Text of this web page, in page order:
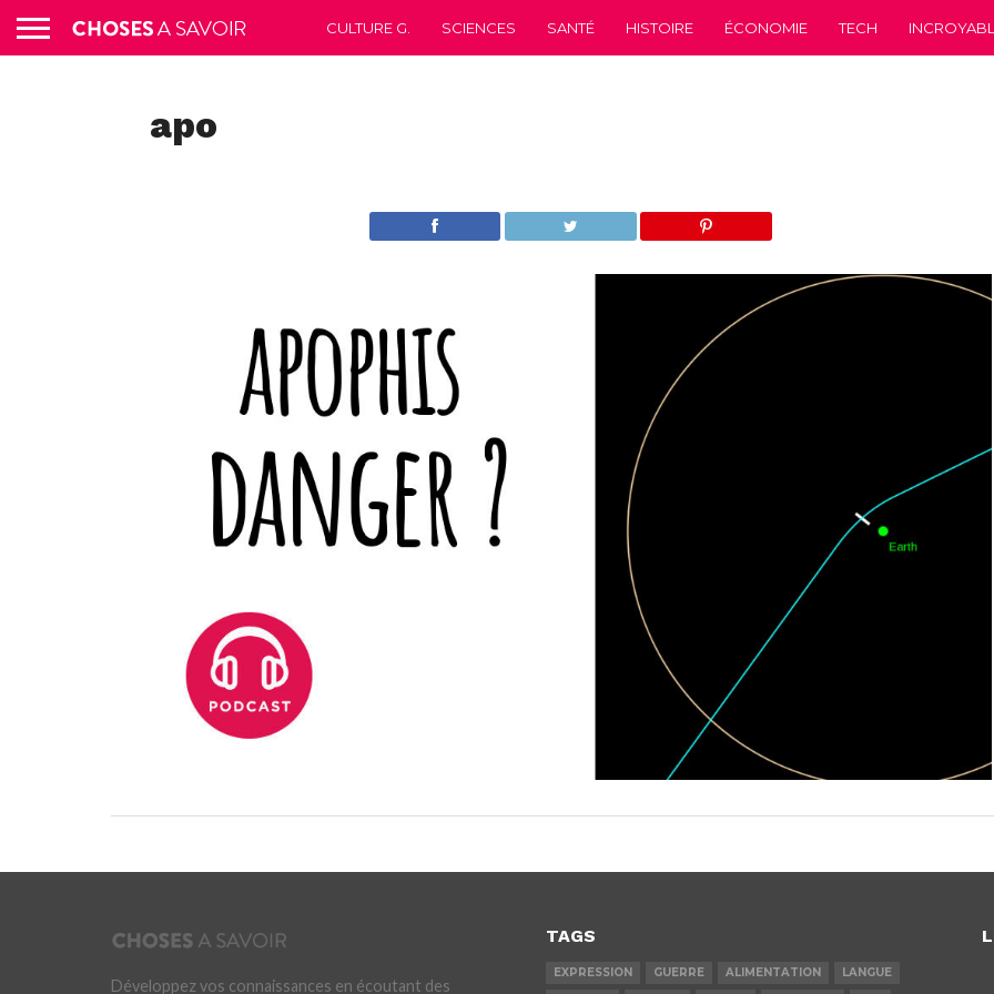
CULTURE G. SCIENCES SANTÉ HISTOIRE ÉCONOMIE TECH
apo
Développez vos connaissances en écoutant des
TAGS
EXPRESSION GUERRE ALIMENTATION
LANGUE